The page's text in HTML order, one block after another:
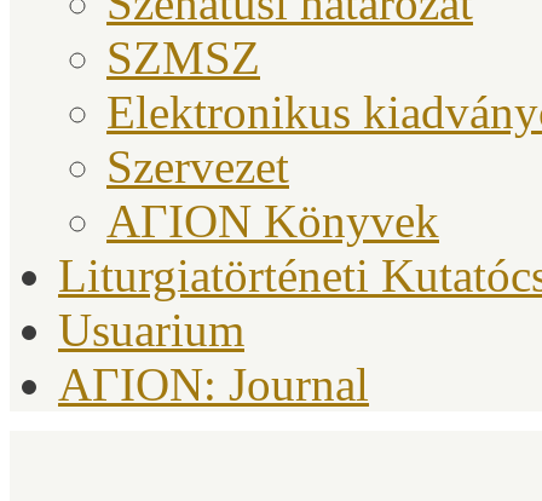
SZMSZ
Elektronikus
Szervezet
ΑΓΙΟΝ Könyvek
Liturgiatörténeti
Usuarium
AΓION: Journal